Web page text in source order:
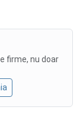
firme, nu doar